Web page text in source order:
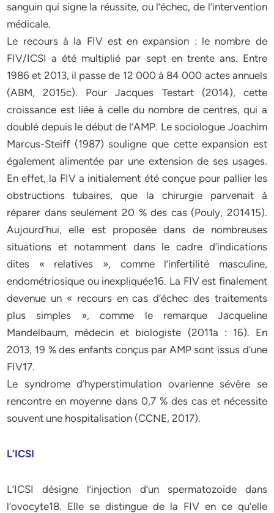
sanguin qui signe la réussite, ou l’échec, de l’intervention
médicale.
Le recours à la FIV est en expansion : le nombre de
FIV/ICSI a été multiplié par sept en trente ans. Entre
1986 et 2013, il passe de 12 000 à 84 000 actes annuels
(ABM, 2015c). Pour Jacques Testart (2014), cette
croissance est liée à celle du nombre de centres, qui a
doublé depuis le début de l’AMP. Le sociologue Joachim
Marcus-Steiff (1987) souligne que cette expansion est
également alimentée par une extension de ses usages.
En effet, la FIV a initialement été conçue pour pallier les
obstructions tubaires, que la chirurgie parvenait à
réparer dans seulement 20 % des cas (Pouly, 201415).
Aujourd’hui, elle est proposée dans de nombreuses
situations et notamment dans le cadre d’indications
dites « relatives », comme l’infertilité masculine,
endométriosique ou inexpliquée16. La FIV est finalement
devenue un « recours en cas d’échec des traitements
plus simples », comme le remarque Jacqueline
Mandelbaum, médecin et biologiste (2011a : 16). En
2013, 19 % des enfants conçus par AMP sont issus d’une
FIV17.
Le syndrome d’hyperstimulation ovarienne sévère se
rencontre en moyenne dans 0,7 % des cas et nécessite
souvent une hospitalisation (CCNE, 2017).
L’ICSI
L’ICSI désigne l’injection d’un spermatozoïde dans
l’ovocyte18. Elle se distingue de la FIV en ce qu’elle